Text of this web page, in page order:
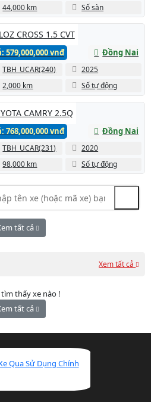
44,000 km
Số sàn
CROSS 1.5 CVT
579,000,000 vnđ Đồng Nai
TBH_UCAR(240)
2025
2,000 km
Số tự động
CAMRY 2.5Q
768,000,000 vnđ Đồng Nai
TBH_UCAR(231)
2020
98,000 km
Số tự động
tất cả
Xem tất cả
thấy xe nào !
tất cả